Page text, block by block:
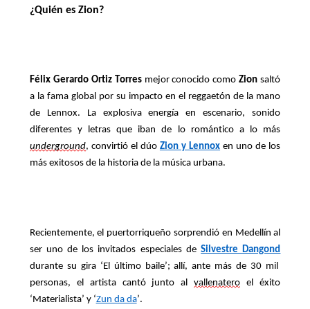
¿Quién es Zion?
Félix Gerardo Ortiz Torres mejor conocido comoZionsaltó
a la fama global por su impacto en el reggaetón de la mano
de Lennox. La explosiva energía en escenario, sonido
diferentes y letras que iban de lo romántico a lo más
underground, convirtió el dúo Zion y Lennox en uno de los
más exitosos de la historia de la música urbana.
Recientemente, el puertorriqueño sorprendió en Medellín al
ser uno de los invitados especiales deSilvestre Dangond
durante su gira ‘El último baile’; allí, ante más de 30 mil
personas, el artista cantó junto alvallenatero el éxito
‘Materialista’ y ‘Zun da da’.